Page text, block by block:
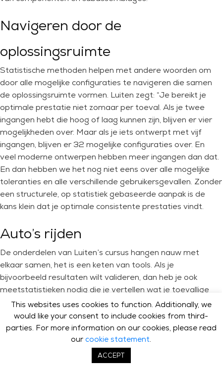
Navigeren door de
oplossingsruimte
Statistische methoden helpen met andere woorden om
door alle mogelijke configuraties te navigeren die samen
de oplossingsruimte vormen. Luiten zegt: “Je bereikt je
optimale prestatie niet zomaar per toeval. Als je twee
ingangen hebt die hoog of laag kunnen zijn, blijven er vier
mogelijkheden over. Maar als je iets ontwerpt met vijf
ingangen, blijven er 32 mogelijke configuraties over. En
veel moderne ontwerpen hebben meer ingangen dan dat.
En dan hebben we het nog niet eens over alle mogelijke
toleranties en alle verschillende gebruikersgevallen. Zonder
een structurele, op statistiek gebaseerde aanpak is de
kans klein dat je optimale consistente prestaties vindt.
Auto’s rijden
De onderdelen van Luiten’s cursus hangen nauw met
elkaar samen, het is een keten van tools. Als je
bijvoorbeeld resultaten wilt valideren, dan heb je ook
meetstatistieken nodig die je vertellen wat je toevallige
fout is. Dit laat op zijn beurt zien hoe groot je steekproef
moet zijn, zodat de experimentele opzet correct is. Pas
dan kun je beslissen of je je validatie kunt vertrouwen”, zegt
This websites uses cookies to function. Additionally, we
would like your consent to include cookies from third-
parties. For more information on our cookies, please read
our cookie statement.
ACCEPT